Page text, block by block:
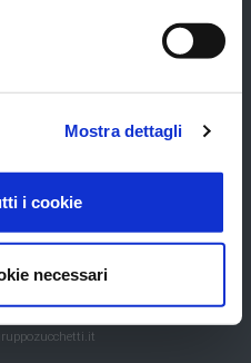
Mostra dettagli
i cookie
necessari
UFFICIO STAMPA
Rassegna